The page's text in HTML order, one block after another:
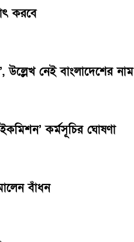
করবে
নেই বাংলাদেশের নাম
কর্মসূচির ঘোষণা
বাঁধন